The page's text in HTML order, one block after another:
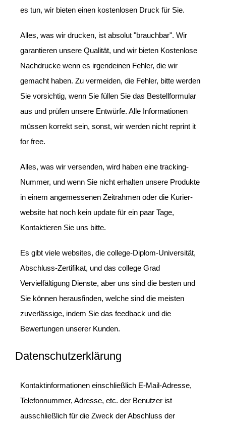
es tun, wir bieten einen kostenlosen Druck für Sie.
Alles, was wir drucken, ist absolut "brauchbar". Wir
garantieren unsere Qualität, und wir bieten Kostenlose
Nachdrucke wenn es irgendeinen Fehler, die wir
gemacht haben. Zu vermeiden, die Fehler, bitte werden
Sie vorsichtig, wenn Sie füllen Sie das Bestellformular
aus und prüfen unsere Entwürfe. Alle Informationen
müssen korrekt sein, sonst, wir werden nicht reprint it
for free.
Alles, was wir versenden, wird haben eine tracking-
Nummer, und wenn Sie nicht erhalten unsere Produkte
in einem angemessenen Zeitrahmen oder die Kurier-
website hat noch kein update für ein paar Tage,
Kontaktieren Sie uns bitte.
Es gibt viele websites, die college-Diplom-Universität,
Abschluss-Zertifikat, und das college Grad
Vervielfältigung Dienste, aber uns sind die besten und
Sie können herausfinden, welche sind die meisten
zuverlässige, indem Sie das feedback und die
Bewertungen unserer Kunden.
Datenschutzerklärung
Kontaktinformationen einschließlich E-Mail-Adresse,
Telefonnummer, Adresse, etc. der Benutzer ist
ausschließlich für die Zweck der Abschluss der